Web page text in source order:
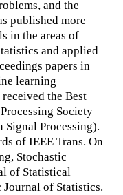
and the
published more
in the areas of
and applied
papers in
learning
the Best
Society
Signal Processing).
of IEEE Trans. On
Stochastic
of Statistical
of Statistics.